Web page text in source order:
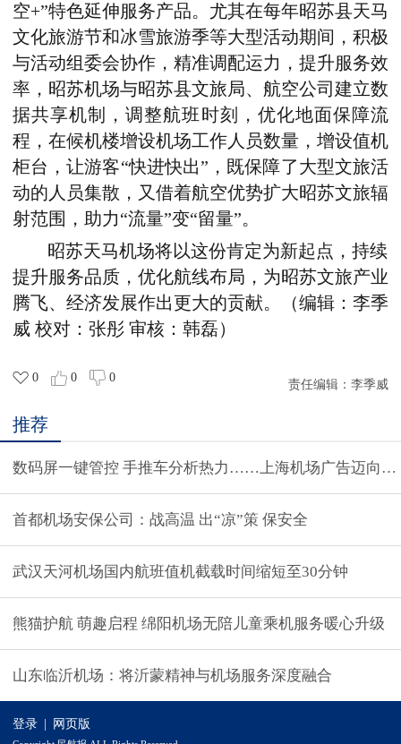
空+”特色延伸服务产品。尤其在每年昭苏县天马
文化旅游节和冰雪旅游季等大型活动期间，积极
与活动组委会协作，精准调配运力，提升服务效
率，昭苏机场与昭苏县文旅局、航空公司建立数
据共享机制，调整航班时刻，优化地面保障流
程，在候机楼增设机场工作人员数量，增设值机
柜台，让游客“快进快出”，既保障了大型文旅活
动的人员集散，又借着航空优势扩大昭苏文旅辐
射范围，助力“流量”变“留量”。
昭苏天马机场将以这份肯定为新起点，持续
提升服务品质，优化航线布局，为昭苏文旅产业
腾飞、经济发展作出更大的贡献。
（编辑：李季
威 校对：张彤 审核：韩磊）
0 0 0
责任编辑： 李季威
推荐
数码屏一键管控 手推车分析热力……上海机场广告迈向“
首都机场安保公司：战高温 出“凉”策 保安全
武汉天河机场国内航班值机截载时间缩短至30分钟
熊猫护航 萌趣启程 绵阳机场无陪儿童乘机服务暖心升级
山东临沂机场：将沂蒙精神与机场服务深度融合
登录 网页版